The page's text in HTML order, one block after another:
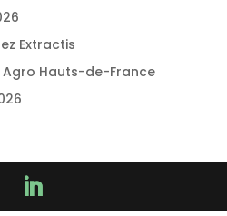
Extractis
Hauts-de-France